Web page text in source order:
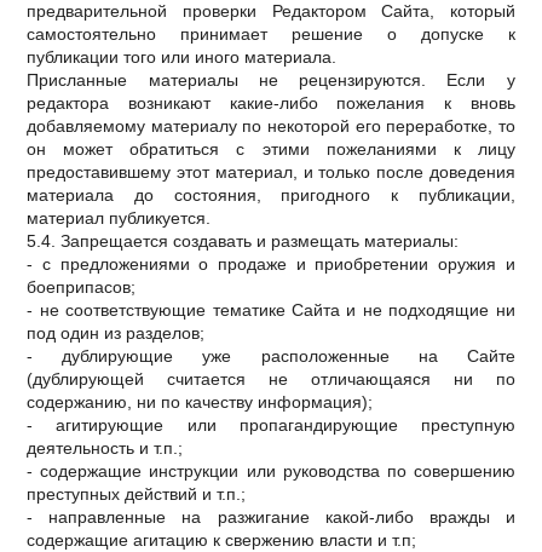
предварительной проверки Редактором Сайта, который
самостоятельно принимает решение о допуске к
публикации того или иного материала.
Присланные материалы не рецензируются. Если у
редактора возникают какие-либо пожелания к вновь
добавляемому материалу по некоторой его переработке, то
он может обратиться с этими пожеланиями к лицу
предоставившему этот материал, и только после доведения
материала до состояния, пригодного к публикации,
материал публикуется.
5.4. Запрещается создавать и размещать материалы:
- с предложениями о продаже и приобретении оружия и
боеприпасов;
- не соответствующие тематике Сайта и не подходящие ни
под один из разделов;
- дублирующие уже расположенные на Сайте
(дублирующей считается не отличающаяся ни по
содержанию, ни по качеству информация);
- агитирующие или пропагандирующие преступную
деятельность и т.п.;
- содержащие инструкции или руководства по совершению
преступных действий и т.п.;
- направленные на разжигание какой-либо вражды и
содержащие агитацию к свержению власти и т.п;